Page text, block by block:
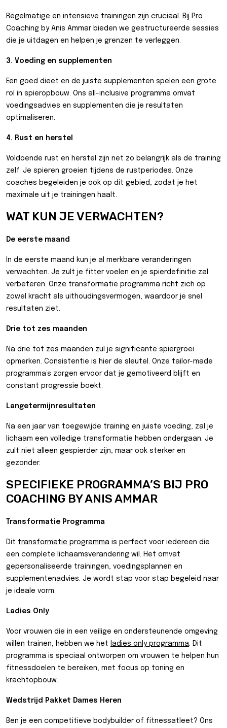
Regelmatige en intensieve trainingen zijn cruciaal. Bij Pro
Coaching by Anis Ammar bieden we gestructureerde sessies
die je uitdagen en helpen je grenzen te verleggen.
3. Voeding en supplementen
Een goed dieet en de juiste supplementen spelen een grote
rol in spieropbouw. Ons all-inclusive programma omvat
voedingsadvies en supplementen die je resultaten
optimaliseren.
4. Rust en herstel
Voldoende rust en herstel zijn net zo belangrijk als de training
zelf. Je spieren groeien tijdens de rustperiodes. Onze
coaches begeleiden je ook op dit gebied, zodat je het
maximale uit je trainingen haalt.
WAT KUN JE VERWACHTEN?
De eerste maand
In de eerste maand kun je al merkbare veranderingen
verwachten. Je zult je fitter voelen en je spierdefinitie zal
verbeteren. Onze transformatie programma richt zich op
zowel kracht als uithoudingsvermogen, waardoor je snel
resultaten ziet.
Drie tot zes maanden
Na drie tot zes maanden zul je significante spiergroei
opmerken. Consistentie is hier de sleutel. Onze tailor-made
programma’s zorgen ervoor dat je gemotiveerd blijft en
constant progressie boekt.
Langetermijnresultaten
Na een jaar van toegewijde training en juiste voeding, zal je
lichaam een volledige transformatie hebben ondergaan. Je
zult niet alleen gespierder zijn, maar ook sterker en
gezonder.
SPECIFIEKE PROGRAMMA’S BIJ PRO
COACHING BY ANIS AMMAR
Transformatie Programma
Dit transformatie programma is perfect voor iedereen die
een complete lichaamsverandering wil. Het omvat
gepersonaliseerde trainingen, voedingsplannen en
supplementenadvies. Je wordt stap voor stap begeleid naar
je ideale vorm.
Ladies Only
Voor vrouwen die in een veilige en ondersteunende omgeving
willen trainen, hebben we het ladies only programma. Dit
programma is speciaal ontworpen om vrouwen te helpen hun
fitnessdoelen te bereiken, met focus op toning en
krachtopbouw.
Wedstrijd Pakket Dames Heren
Ben je een competitieve bodybuilder of fitnessatleet? Ons